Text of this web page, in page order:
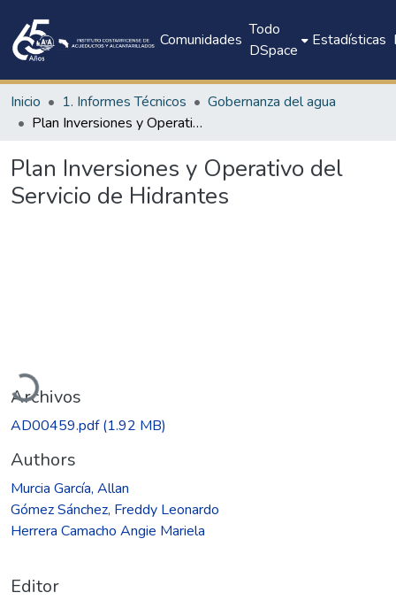
Comunidades
Todo
DSpace
Estadísticas
Inicio 1. Informes Técnicos
Gobernanza del agua
Plan Inversiones y Operativo del Servicio de Hidrantes
Plan Inversiones y Operativo del
Servicio de Hidrantes
Cargando...
Archivos
AD00459.pdf(1.92 MB)
Authors
Murcia García, Allan
Gómez Sánchez, Freddy Leonardo
Herrera Camacho Angie Mariela
Editor